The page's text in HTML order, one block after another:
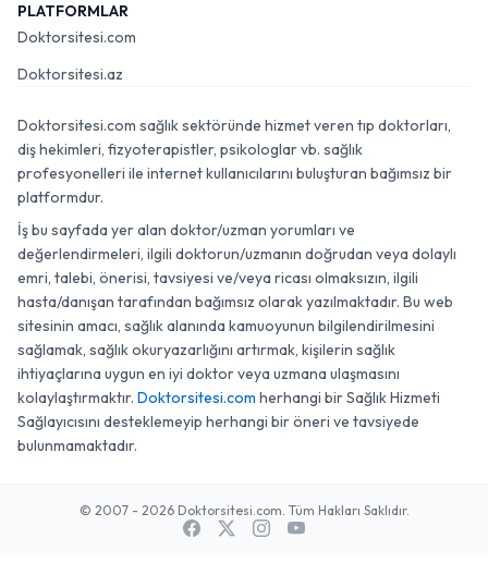
PLATFORMLAR
Doktorsitesi.com
Doktorsitesi.az
Doktorsitesi.com sağlık sektöründe hizmet veren tıp doktorları,
diş hekimleri, fizyoterapistler, psikologlar vb. sağlık
profesyonelleri ile internet kullanıcılarını buluşturan bağımsız bir
platformdur.
İş bu sayfada yer alan doktor/uzman yorumları ve
değerlendirmeleri, ilgili doktorun/uzmanın doğrudan veya dolaylı
emri, talebi, önerisi, tavsiyesi ve/veya ricası olmaksızın, ilgili
hasta/danışan tarafından bağımsız olarak yazılmaktadır. Bu web
sitesinin amacı, sağlık alanında kamuoyunun bilgilendirilmesini
sağlamak, sağlık okuryazarlığını artırmak, kişilerin sağlık
ihtiyaçlarına uygun en iyi doktor veya uzmana ulaşmasını
kolaylaştırmaktır. Doktorsitesi.com herhangi bir Sağlık Hizmeti
Sağlayıcısını desteklemeyip herhangi bir öneri ve tavsiyede
bulunmamaktadır.
© 2007 - 2026 Doktorsitesi.com. Tüm Hakları Saklıdır.